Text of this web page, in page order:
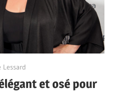
Lessard
et osé pour